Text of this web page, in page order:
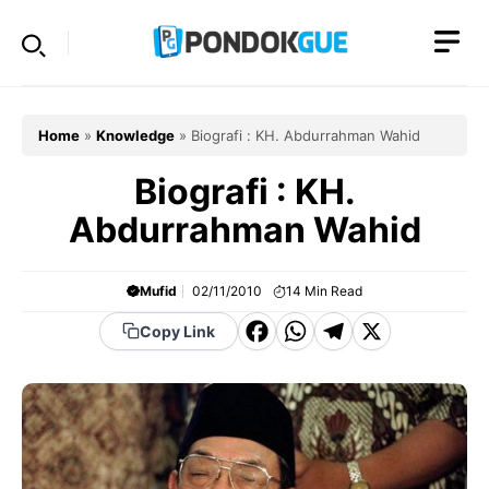
Home » Knowledge » Biografi : KH. Abdurrahman Wahid
Biografi : KH.
Abdurrahman Wahid
Mufid 02/11/2010 14 Min Read
Copy Link
F
e
b
W
a
t
s
T
e
g
r
X